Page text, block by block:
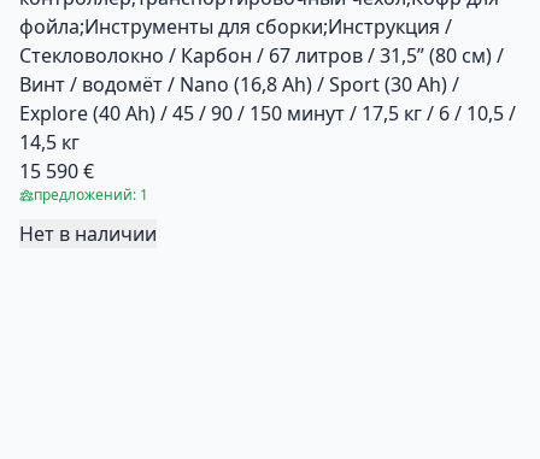
фойла;Инструменты для сборки;Инструкция /
Стекловолокно / Карбон / 67 литров / 31,5” (80 см) /
Винт / водомёт / Nano (16,8 Ah) / Sport (30 Ah) /
Explore (40 Ah) / 45 / 90 / 150 минут / 17,5 кг / 6 / 10,5 /
14,5 кг
15 590 €
предложений: 1
Нет в наличии